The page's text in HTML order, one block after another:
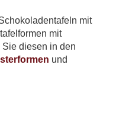
mit
mit
diesen in den
und